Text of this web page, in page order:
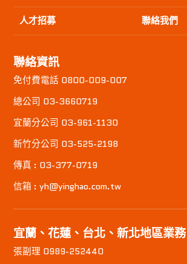
人才招募 聯絡我們
聯絡資訊
免付費電話 0800-009-007
總公司 03-3660719
宜蘭分公司 03-961-1130
新竹分公司 03-525-2198
傳真 : 03-377-0719
信箱 : yh@yinghao.com.tw
宜蘭、花蓮、台北、新北地區業務
張副理 0989-252440